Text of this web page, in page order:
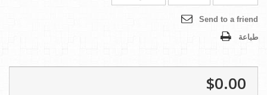
Send to a friend
طباعة
$0.00